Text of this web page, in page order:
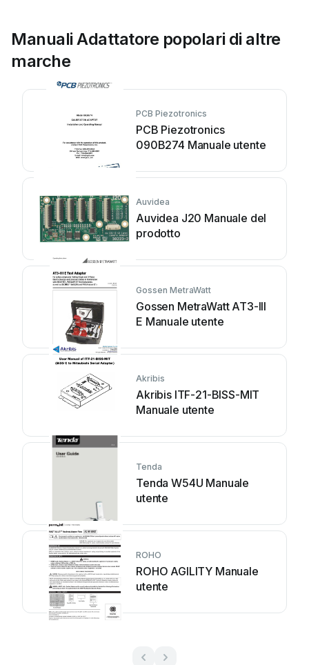
Manuali Adattatore popolari di altre
marche
PCB Piezotronics
PCB Piezotronics
090B274 Manuale utente
Auvidea
Auvidea J20 Manuale del
prodotto
Gossen MetraWatt
Gossen MetraWatt AT3-III
E Manuale utente
Akribis
Akribis ITF-21-BISS-MIT
Manuale utente
Tenda
Tenda W54U Manuale
utente
ROHO
ROHO AGILITY Manuale
utente